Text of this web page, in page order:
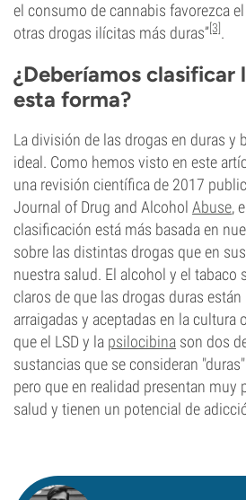
el consumo de cannabis favorezca
otras drogas ilícitas más duras”[3].
¿Deberíamos clasificar
esta forma?
La división de las drogas en duras y
ideal. Como hemos visto en este
una revisión científica de 2017
Journal of Drug and Alcohol Abuse,
clasificación está más basada en
sobre las distintas drogas que en
nuestra salud. El alcohol y el tabaco
claros de que las drogas duras
arraigadas y aceptadas en la cultura
que el LSD y la psilocibina son dos
sustancias que se consideran
pero que en realidad presentan muy
salud y tienen un potencial de